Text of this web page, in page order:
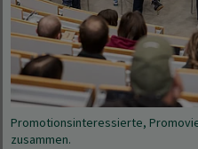
Promotionsinteressierte,
zusammen.